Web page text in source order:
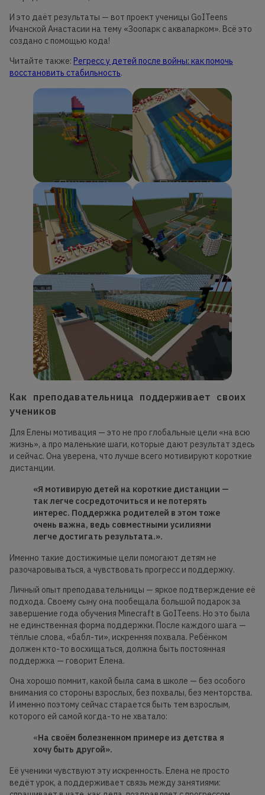
И это даёт результаты — вот проект ученицы GoITeens
Ичанской Анастасии на тему «Зоопарк с аквапарком». Всё это
создано с помощью кода!
Читайте также: Регресс у детей после войны: как помочь
восстановить стабильность.
Как преподавательница поддерживает своих
учеников
Для Елены мотивация — это не про глобальные цели «на всю
жизнь», а про маленькие шаги, которые дают результат здесь
и сейчас. Она уверена, что лучше всего мотивируют короткие
дистанции.
«Я мотивирую детей на короткие дистанции —
так легче сосредоточиться и не потерять
интерес. Поддержка родителей в этом тоже
очень важна, ведь совместными усилиями
легче достигать результата.».
Именно такие достижимые цели помогают детям не
разочаровываться, а чувствовать прогресс и поддержку.
Личный опыт преподавательницы — яркое подтверждение её
подхода. Своему сыну она пообещала большой подарок за
завершение года обучения Minecraft в GoITeens. Но это была
не единственная форма поддержки. После каждого шага —
тёплые слова, «бабл-ти», искренняя похвала. Ребёнком
должен кто-то восхищаться, должна быть постоянная
поддержка — говорит Елена.
Она хорошо помнит, какой была сама в школе — без особого
внимания со стороны взрослых, без похвалы, без менторства.
И именно поэтому сейчас старается быть тем взрослым,
которого ей самой когда-то не хватало:
«На своём болезненном примере из детства я
хочу быть другой».
Её ученики чувствуют эту искренность. Елена не просто
ведёт урок, а поддерживает связь между занятиями: